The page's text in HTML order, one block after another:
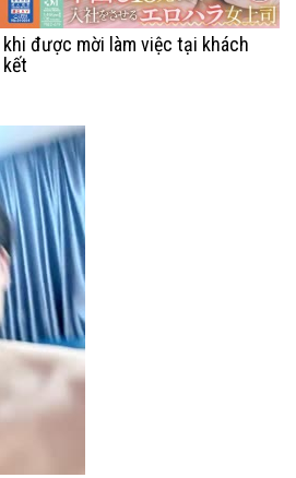
khi được mời làm việc tại khách